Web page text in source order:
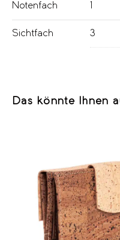
Notenfach
Sichtfach 3
Das könnte Ihnen